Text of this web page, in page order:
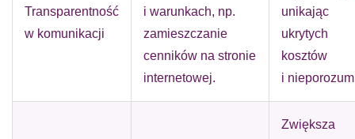
Transparentność
w komunikacji
i warunkach, np.
zamieszczanie
cenników na stronie
internetowej.
unikając
ukrytych
kosztów
i
Zwiększa